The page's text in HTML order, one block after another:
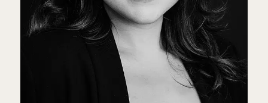
offre une
gamme
complète de
services
professionnels
RBD Avocats offre
tous les services
nécessaires à la
défense de
salariés et de
professionnels
œuvrant dans
divers domaines